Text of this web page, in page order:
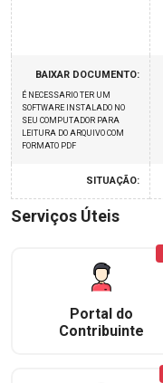
BAIXAR DOCUMENTO:
É NECESSARIO TER UM
SOFTWARE INSTALADO NO
SEU COMPUTADOR PARA
LEITURA DO ARQUIVO COM
FORMATO PDF
SITUAÇÃO:
Serviços Úteis
Portal do
Contribuinte